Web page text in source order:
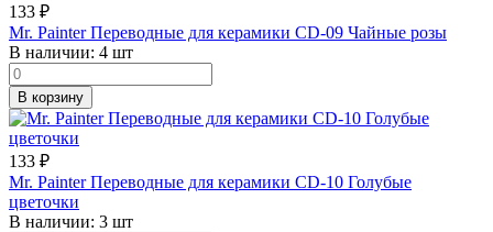
133 ₽
Mr. Painter Переводные для керамики CD-09 Чайные розы
В наличии: 4 шт
В корзину
133 ₽
Mr. Painter Переводные для керамики CD-10 Голубые
цветочки
В наличии: 3 шт